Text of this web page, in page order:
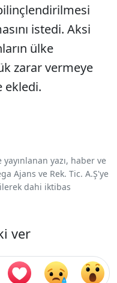
istedi. Aksi
ülke
zarar vermeye
ekledi.
yazı, haber ve
Ajans ve Rek. Tic. A.Ş'ye
dahi iktibas
ver